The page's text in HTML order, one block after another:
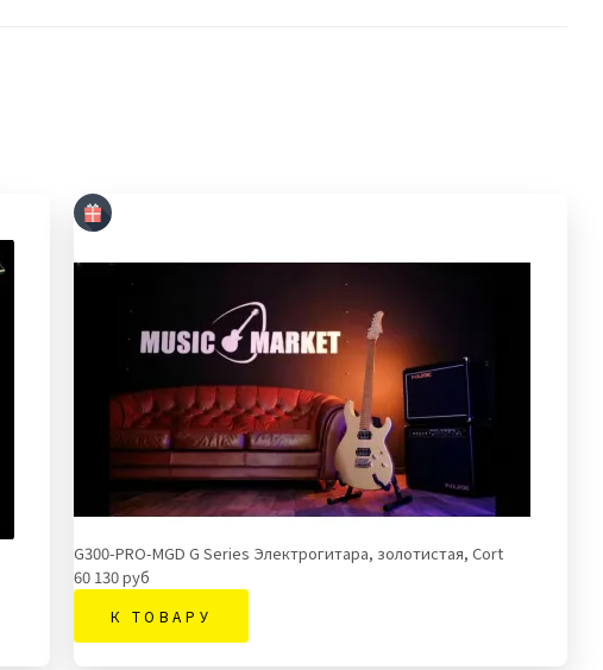
G300-PRO-MGD G Series Электрогитара, золотистая, Cort
60 130 руб
К ТОВАРУ